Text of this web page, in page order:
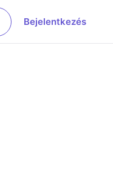
Bejelentkezés